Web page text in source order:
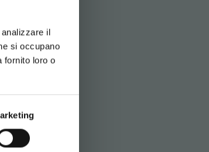
il
si occupano
fornito loro o